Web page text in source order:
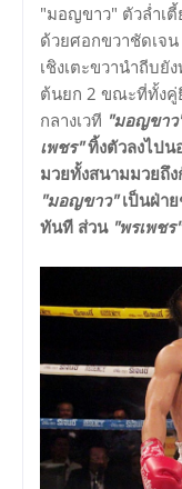
"มอญขาว" ตัวล่ำเ
ด้วยศอกขวาชัดเจน
เชิงเตะขวานำถีบยั
ต้นยก 2 ขณะที่ทั้งคู่
กลางเวที "มอญขาว
เพชร"ทิ้งตัวลงไปน
มวยทั้งสนามมวยถึ
"มอญขาว"เป็นฝ่าย
ทันที ส่วน "พรเพชร"